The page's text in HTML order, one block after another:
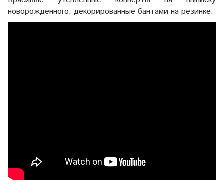
новорожденного, декорированные бантами на резинке.